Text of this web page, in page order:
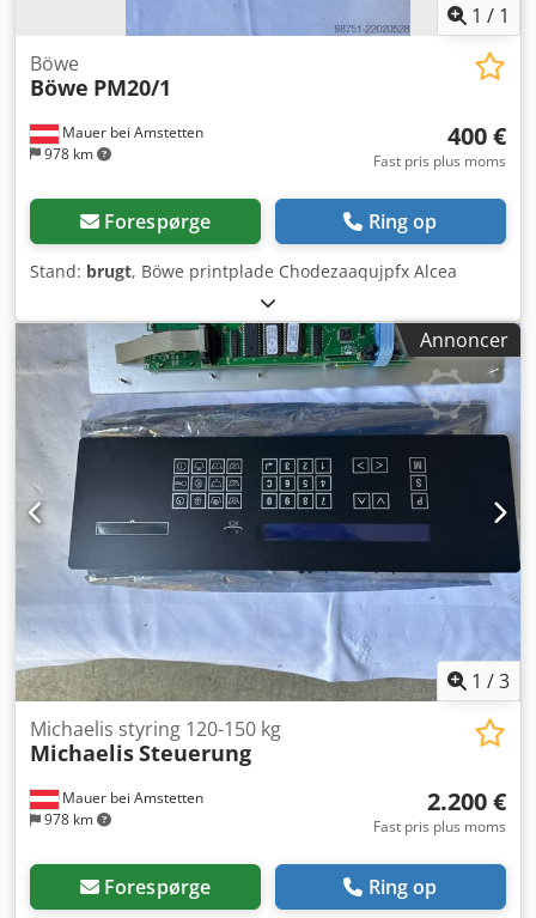
1 / 1
Mauer bei Amstetten
978 km
Böwe
Böwe PM20/1
400 €
Fast pris plus moms
Forespørge Ring op
Stand: brugt, Böwe printplade Chodezaaqujpfx Alcea
Annoncer
1 /3
Mauer bei Amstetten
978 km
Michaelis styring 120-150 kg
MichaelisSteuerung
2.200 €
Fast pris plus moms
Forespørge Ring op